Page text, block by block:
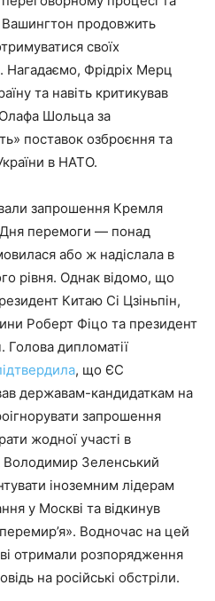
продовжить
своїх
Нагадаємо, Фрідріх Мерц
та навіть критикував
Шольца за
поставок озброєння та
в НАТО.
запрошення Кремля
Дня перемоги — понад
або ж надіслала в
рівня. Однак відомо, що
Китаю Сі Цзіньпін,
Роберт Фіцо та президент
Голова дипломатії
, що ЄС
державам-кандидаткам на
запрошення
жодної участі в
Володимир Зеленський
іноземним лідерам
у Москві та відкинув
Водночас на цей
отримали розпорядження
на російські обстріли.